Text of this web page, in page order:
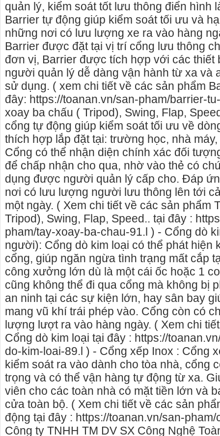
quản lý, kiểm soát tốt lưu thông điển hình
Barrier tự động giúp kiểm soát tối ưu và
những nơi có lưu lượng xe ra vào hàng
Barrier được đặt tại vị trí cổng lưu thông
đơn vị, Barrier được tích hợp với các thiết
người quản lý dễ dàng vận hành từ xa và
sử dụng. ( xem chi tiết về các sản phẩm
đây: https://toanan.vn/san-pham/barrier-
xoay ba chấu ( Tripod), Swing, Flap,
cổng tự động giúp kiểm soát tối ưu về
thích hợp lắp đặt tại: trường học, nhà
Cổng có thể nhận diện chính xác đối
để chấp nhận cho qua, nhờ vào thẻ có
dụng được người quản lý cấp cho. Đáp
nơi có lưu lượng người lưu thông lên tới
một ngày. ( Xem chi tiết về các sản phẩm
Tripod), Swing, Flap, Speed.. tại đây :
pham/tay-xoay-ba-chau-91.l ) - Cổng dò
người): Cổng dò kim loại có thể phát hiện
cổng, giúp ngăn ngừa tình trạng mất cắp
công xưởng lớn dù là một cái ốc hoặc 1
cũng không thể đi qua cổng mà không bị
an ninh tại các sự kiện lớn, hay sân bay
mang vũ khí trái phép vào. Cổng còn có
lượng lượt ra vào hàng ngày. ( Xem chi
Cổng dò kim loại tại đây : https://
do-kim-loai-89.l ) - Cổng xếp Inox : Cổng
kiểm soát ra vào dành cho tòa nhà, cổng
trọng và có thể vận hàng tự động từ xa.
viên cho các toàn nhà có mặt tiền lớn và
cửa toàn bộ. ( Xem chi tiết về các sản
động tại đây : https://toanan.vn/san-
Công ty TNHH TM DV SX Công Nghệ
cho thue xe may phu yen - cho thuê xe
phú yên
0387560028 cho thuê xe máy phú yên -
thuê xe máy ở tại Tuy Hòa Phú Yên
Phú Yên, chuyên cho
Phú Yên
thuê nhà nguyên căn